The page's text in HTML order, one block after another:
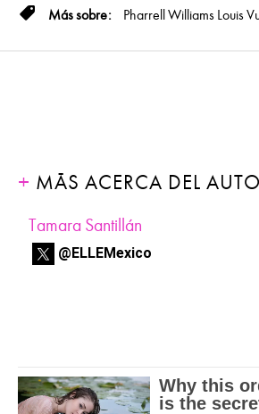
Pharrell Williams Louis
MÁS ACERCA DEL
Tamara Santillán
@ELLEMexico